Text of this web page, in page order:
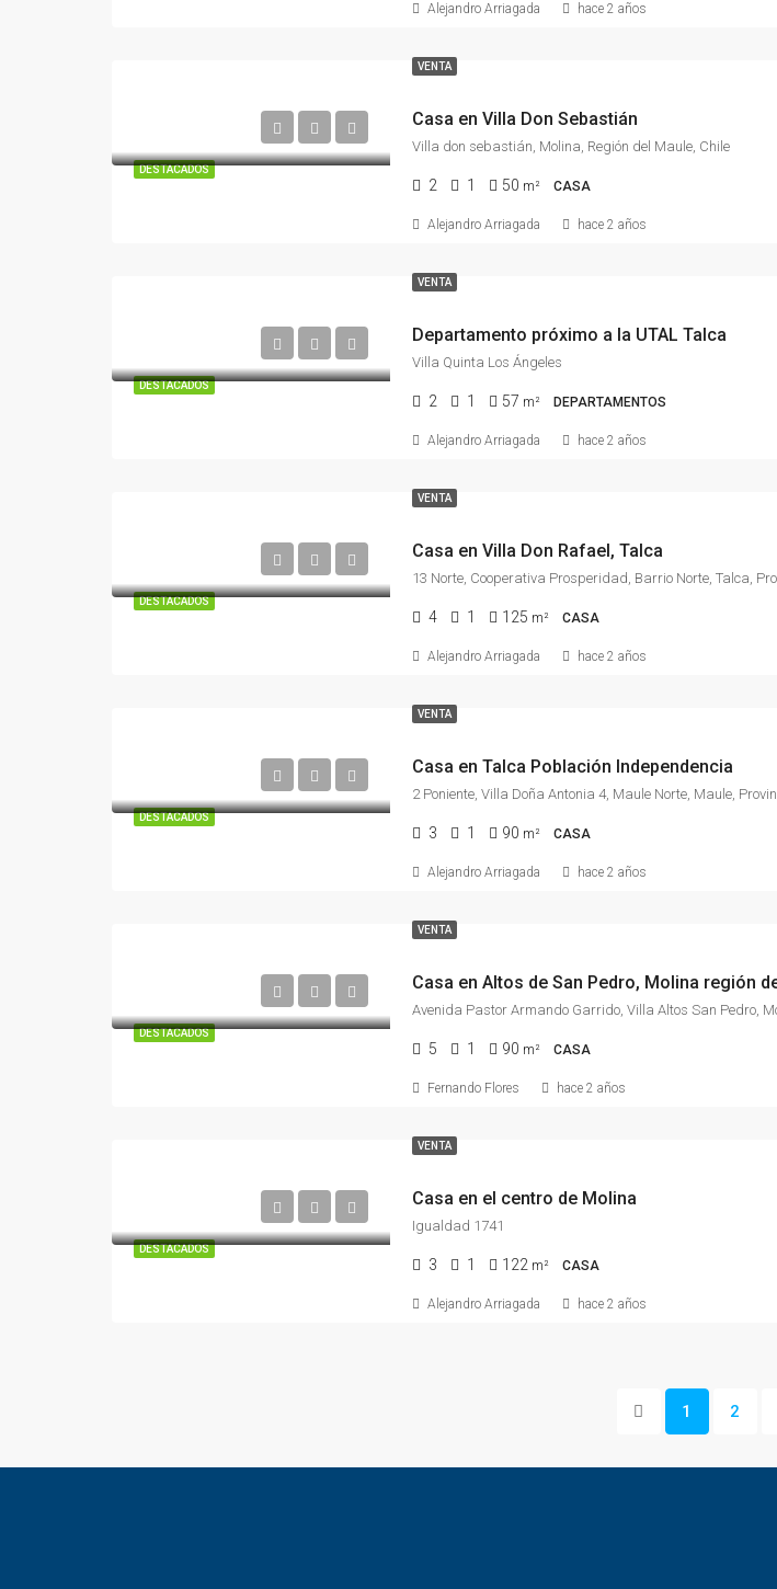
Alejandro Arriagada hace 2 años
DESTACADOS
VENTA
Casa en Villa Don Sebastián
Villa don sebastián, Molina, Región del Maule, Chile
2 1 50 m² CASA
Alejandro Arriagada hace 2 años
DESTACADOS
VENTA
Departamento próximo a la UTAL Talca
Villa Quinta Los Ángeles
2 1 57 m² DEPARTAMENTOS
Alejandro Arriagada hace 2 años
DESTACADOS
VENTA
Casa en Villa Don Rafael, Talca
4 1 125 m² CASA
Alejandro Arriagada hace 2 años
DESTACADOS
VENTA
Casa en Talca Población Independencia
3 1 90 m² CASA
Alejandro Arriagada hace 2 años
DESTACADOS
VENTA
5 1 90 m² CASA
Fernando Flores hace 2 años
DESTACADOS
VENTA
Casa en el centro de Molina
Igualdad 1741
3 1 122 m² CASA
Alejandro Arriagada hace 2 años
1 2